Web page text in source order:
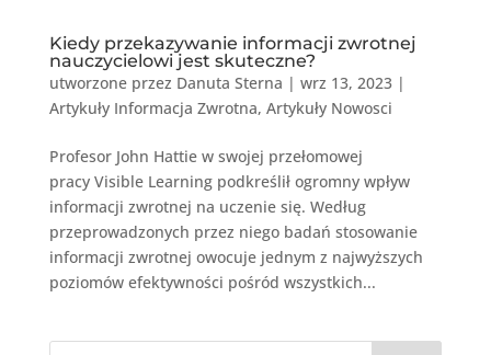
Kiedy przekazywanie informacji zwrotnej
nauczycielowi jest skuteczne?
utworzone przez Danuta Sterna | wrz 13, 2023|
Artykuły Informacja Zwrotna, Artykuły Nowosci
Profesor John Hattie w swojej przełomowej
pracy Visible Learning podkreślił ogromny wpływ
informacji zwrotnej na uczenie się. Według
przeprowadzonych przez niego badań stosowanie
informacji zwrotnej owocuje jednym z najwyższych
poziomów efektywności pośród wszystkich...